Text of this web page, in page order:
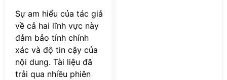
Sự am hiểu của tác giả
về cả hai lĩnh vực này
đảm bảo tính chính
xác và độ tin cậy của
nội dung. Tài liệu đã
trải qua nhiều phiên